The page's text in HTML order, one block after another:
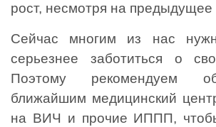
рост, несмотря на
Сейчас многим из нас
серьезнее заботиться о
Поэтому рекомендуем
ближайшим медицинский
на ВИЧ и прочие ИППП,